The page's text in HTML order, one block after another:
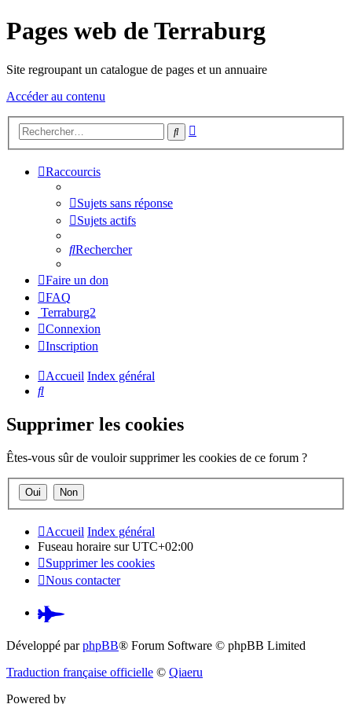
Pages web de Terraburg
Site regroupant un catalogue de pages et un annuaire
Accéder au contenu
Rechercher
Raccourcis
Sujets sans réponse
Sujets actifs
Rechercher
Faire un don
FAQ
Terraburg2
Connexion
Inscription
Accueil Index général
Rechercher
Supprimer les cookies
Êtes-vous sûr de vouloir supprimer les cookies de ce forum ?
Accueil Index général
Fuseau horaire surUTC+02:00
Supprimer les cookies
Nous contacter
Pardus.at
(S’ouvre
Développé parphpBB® Forum Software © phpBB Limited
Traduction française officielle © Qiaeru
Powered by